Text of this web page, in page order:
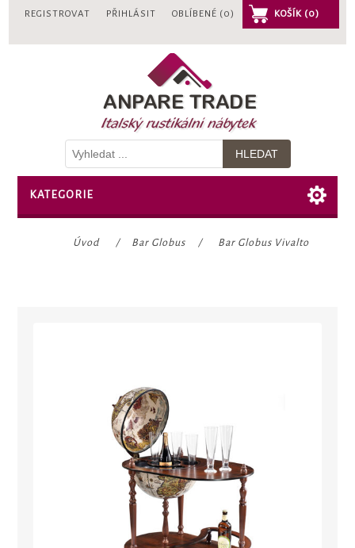
REGISTROVAT PŘIHLÁSIT OBLÍBENÉ (0) KOŠÍK (0)
KATEGORIE
Úvod / Bar Globus / Bar Globus Vivalto